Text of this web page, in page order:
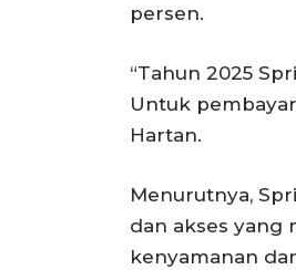
persen.
“Tahun 2025
Untuk
Hartan.
Menurutnya,
dan akses yang
kenyamanan